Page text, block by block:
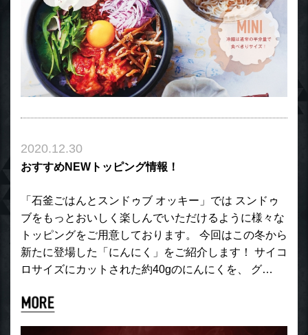
2020.12.30
おすすめNEWトッピング情報！
「石釜ごはんとスンドゥブ オッキー」では スンドゥ
ブをもっとおいしく楽しんでいただけるように様々な
トッピングをご用意しております。 今回はこの冬から
新たに登場した「にんにく」をご紹介します！ サイコ
ロサイズにカットされた約40gのにんにくを、 グ…